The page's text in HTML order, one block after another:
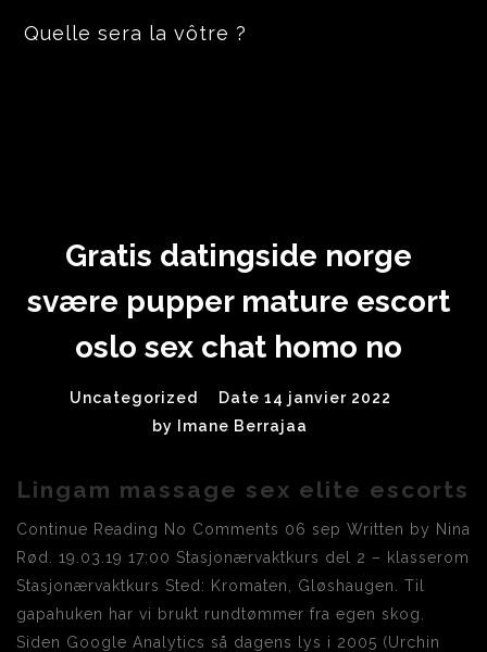
Quelle sera la vôtre ?
Gratis datingside norge
svære pupper mature escort
oslo sex chat homo no
Uncategorized
Date 14 janvier 2022
by
Imane Berrajaa
Lingam massage sex elite escorts
Continue Reading No Comments 06 sep Written by Nina
Rød. 19.03.19 17:00 Stasjonærvaktkurs del 2 – klasserom
Stasjonærvaktkurs Sted: Kromaten, Gløshaugen. Til
gapahuken har vi brukt rundtømmer fra egen skog.
Siden Google Analytics så dagens lys i 2005 (Urchin